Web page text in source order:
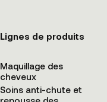
Lignes de produits
Maquillage des
cheveux
Soins anti-chute et